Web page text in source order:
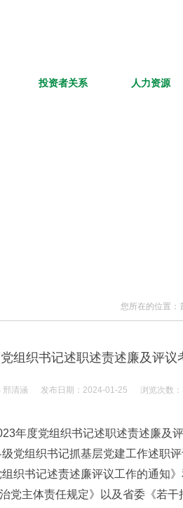
投资者关系 人力资源
您所在的位置：
组织书记述职述责述廉及评议
邢清涵 发布日期：2024-01-25 浏览次数：
年度党组织书记述职述责述廉及
党组织书记抓基层党建工作述职
织书记述责述廉评议工作的通知
党主体责任规定》以及省委《若干